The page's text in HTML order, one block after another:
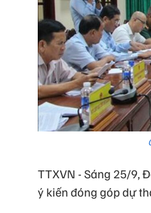
TTXVN - Sáng 25/9,
ý kiến đóng góp dự